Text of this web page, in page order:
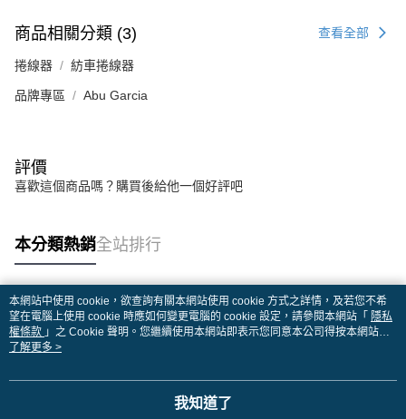
商品相關分類 (3) 查看全部
捲線器 紡車捲線器
品牌專區 Abu Garcia
評價
喜歡這個商品嗎？購買後給他一個好評吧
本分類熱銷全站排行
熱門標籤
本網站中使用 cookie，欲查詢有關本網站使用 cookie 方式之詳情，及若您不希
望在電腦上使用 cookie 時應如何變更電腦的 cookie 設定，請參閱本網站「 隱私
權條款 」之 Cookie 聲明。您繼續使用本網站即表示您同意本公司得按本網站使
用條款之 Cookie 聲明使用 cookie。
了解更多 >
我知道了